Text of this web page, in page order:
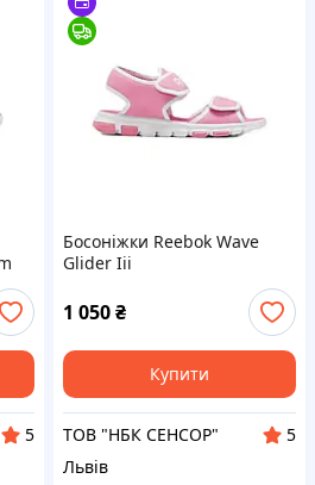
5
Босоніжки Reebok Wave
Glider Iii
1 050₴
Купити
ТОВ "НБК СЕНСОР"
5
Львів